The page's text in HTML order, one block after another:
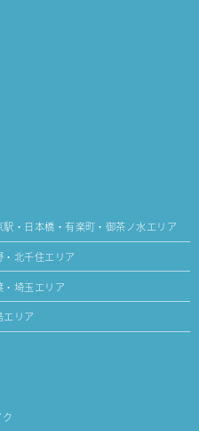
駅・日本橋・有楽町・御茶ノ水エリア
・北千住エリア
・埼玉エリア
エリア
ク